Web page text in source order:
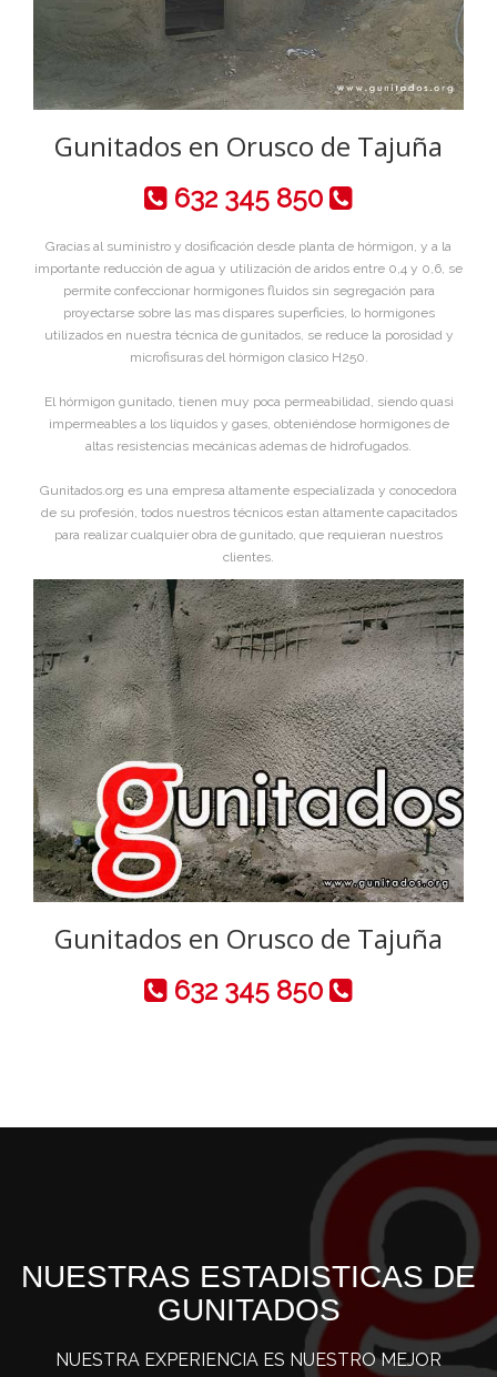
Gunitados en Orusco de Tajuña
632 345 850
Gracias al suministro y dosificación desde planta de hórmigon, y a la
importante reducción de agua y utilización de aridos entre 0,4 y 0,6, se
permite confeccionar hormigones fluidos sin segregación para
proyectarse sobre las mas dispares superficies, lo hormigones
utilizados en nuestra técnica de gunitados, se reduce la porosidad y
microfisuras del hórmigon clasico H250.
El hórmigon gunitado, tienen muy poca permeabilidad, siendo quasi
impermeables a los líquidos y gases, obteniéndose hormigones de
altas resistencias mecánicas ademas de hidrofugados.
Gunitados.org es una empresa altamente especializada y conocedora
de su profesión, todos nuestros técnicos estan altamente capacitados
para realizar cualquier obra de gunitado, que requieran nuestros
clientes.
Gunitados en Orusco de Tajuña
632 345 850
NUESTRAS ESTADISTICAS DE
GUNITADOS
NUESTRA EXPERIENCIA ES NUESTRO MEJOR